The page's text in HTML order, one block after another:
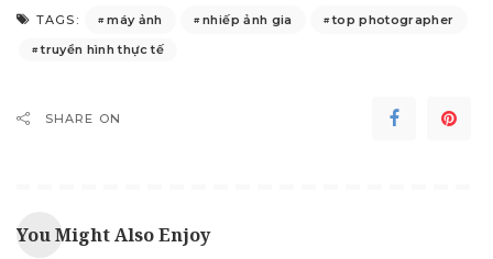
TAGS: máy ảnh nhiếp ảnh gia
top photographer
truyền hình thực tế
SHARE ON
You Might Also Enjoy